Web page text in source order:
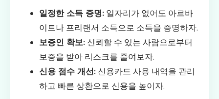
일정한 소득 증명: 일자리가 없어도 아르바
이트나 프리랜서 소득으로 소득을 증명하자.
보증인 확보: 신뢰할 수 있는 사람으로부터
보증을 받아 리스크를 줄여보자.
신용 점수 개선: 신용카드 사용 내역을 관리
하고 빠른 상환으로 신용을 높이자.